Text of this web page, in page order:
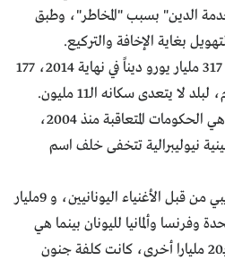
الدين" بسبب "المخاطر"، وطبق
بغاية الإخافة والتركيع.
اليونانيون يقولون: بل الإذلال. 317 مليار يورو ديناً في نهاية 2014، 177
في المئة من الدخل الوطني الخام، لبلد لا يتعدى سكانه الـ11 مليون.
ورثها سيريزا ولم يصنعها، بل هي الحكومات المتعاقبة منذ 2004،
نيوليبرالية تتخفى خلف اسم
20 مليار يورو سنويا تهرّب ضريبي من قبل الأغنياء اليونانيين، و 9مليار
وفرنسا وألمانيا لليونان بينما هي
تغرق وتستدين، ومبالغ تقدر بـ20 مليارا أخرى، كانت كلفة جنون